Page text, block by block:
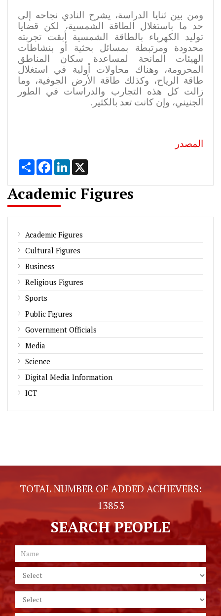
ومن بين ثنايا الدراسة، يشرح النادي نجاحه إلى
حد ما باستغلال الطاقة الشمسية، لكن قضايا
توليد الكهرباء بالطاقة الشمسية أبقت تجربته
محدودة ومرتبطة بمسائل بحثية أو بنشاطات
الهيئات المانحة لمساعدة سكان المناطق
المحرومة، وهناك محاولات أولية في استغلال
طاقة الرياح، وكذلك طاقة الأرض الجوفية، وما
زالت كل هذه التجارب والدراسات في الطور
الجنيني، وإن كانت تعد بالكثير .
المصدر
Share FacebookLinkedIn
Academic Figures
Academic Figures
Cultural Figures
Business
Religious Figures
Sports
Public Figures
Government Officials
Media
Science
Digital Media Information
ICT
TOTAL NUMBER OF ADDED ACHIEVERS:
13853
SEARCH PEOPLE